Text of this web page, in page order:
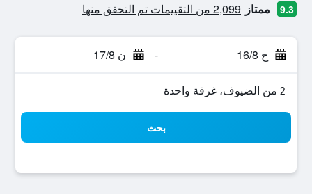
9.3 ممتاز 2,099 من التقييمات تم التحقق منها
ح 16/8 - ن 17/8
2 من الضيوف، غرفة واحدة
بحث